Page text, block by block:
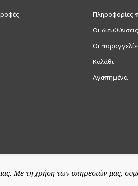
Πληροφορίες
Οι
Οι
Καλάθι
Αγαπημένα
© 2026 Special-price.grPowered by
Με τη χρήση των υπηρεσιών μας,